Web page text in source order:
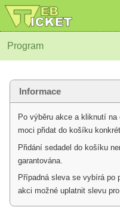
Program
Informace
Po výběru akce a kliknutí
moci přidat do košíku
Přidání sedadel do košíku
garantována.
Případná sleva se vybírá po
akci možné uplatnit slevu